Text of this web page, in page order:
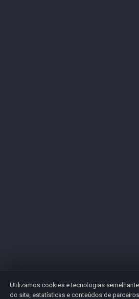
Utilizamos cookies e tecnologias
do site, estatísticas e conteúdos de